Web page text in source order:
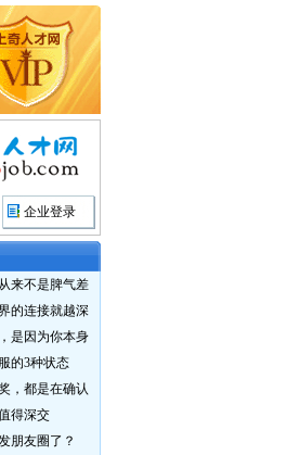
企业登录
来不是脾气差
的连接就越深
是因为你本身
的3种状态
，都是在确认
得深交
朋友圈了？